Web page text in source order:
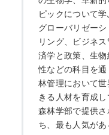
ピックについて
グローバリゼー
リング、ビジネ
済学と政策、生
性などの科目を
林管理において
きる人材を育成し
森林学部で提供
ち、最も人気が